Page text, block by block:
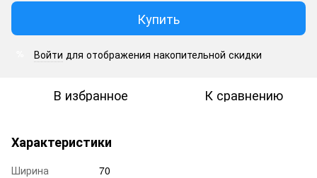
Купить
Войти для отображения накопительной скидки
В избранное К сравнению
Характеристики
Ширина
70